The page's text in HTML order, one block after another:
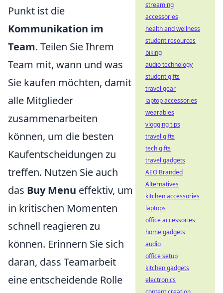
Punkt ist die
Kommunikation im
Team. Teilen Sie Ihrem
Team mit, wann und was
Sie kaufen möchten, damit
alle Mitglieder
zusammenarbeiten
können, um die besten
Kaufentscheidungen zu
treffen. Nutzen Sie auch
das Buy Menu effektiv, um
in kritischen Momenten
schnell reagieren zu
können. Erinnern Sie sich
daran, dass Teamarbeit
eine entscheidende Rolle
streaming
accessories
health and wellness
student resources
biking
audio technology
student gifts
travel gear
laptop accessories
wearables
vlogging tips
travel gifts
tech gifts
travel gadgets
AEO Branded
Alternatives
kitchen accessories
laptops
office accessories
home gadgets
audio
office setup
kitchen gadgets
electronics